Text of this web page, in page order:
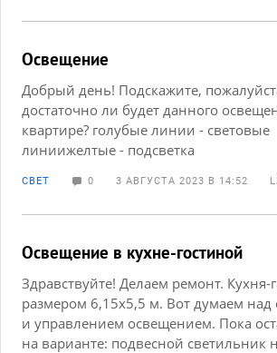
Освещение
Добрый день! Подскажите,
достаточно ли будет данного
квартире? голубые линии - световые
линиижелтые - подсветка
СВЕТ 0 3 АВГУСТА 2023 В 14:52
Освещение в кухне-гостиной
Здравствуйте! Делаем ремонт. Кухня-
размером 6,15х5,5 м. Вот думаем
и управлением освещением. Пока
на варианте: подвесной светильник